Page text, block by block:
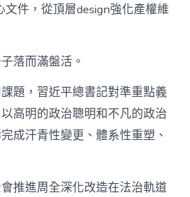
文件，從頂層design強化產權維
落而滿盤活。
題，習近平總書記對準重點義
高明的政治聰明和不凡的政治
成汗青性變更、體系性重塑、
推進周全深化改造在法治軌道